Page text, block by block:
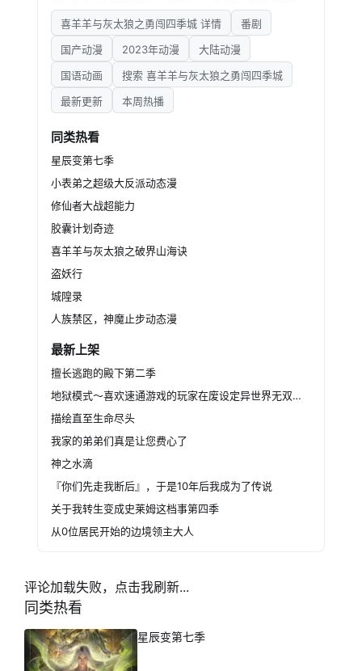
喜羊羊与灰太狼之勇闯四季城 详情
番剧
国产动漫
2023年动漫
大陆动漫
国语动画
搜索 喜羊羊与灰太狼之勇闯四季城
最新更新
本周热播
同类热看
星辰变第七季
小表弟之超级大反派动态漫
修仙者大战超能力
胶囊计划奇迹
喜羊羊与灰太狼之破界山海诀
盗妖行
城隍录
人族禁区，神魔止步动态漫
最新上架
擅长逃跑的殿下第二季
地狱模式～喜欢速通游戏的玩家在废设定异世界无双～第二季
描绘直至生命尽头
我家的弟弟们真是让您费心了
神之水滴
『你们先走我断后』，于是10年后我成为了传说
关于我转生变成史莱姆这档事第四季
从0位居民开始的边境领主大人
评论加载失败，点击我刷新...
同类热看
星辰变第七季